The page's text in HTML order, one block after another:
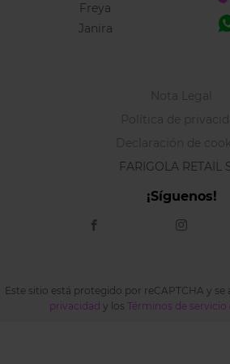
Freya
Janira
Nota Legal
Política de
Declaración de
FARIGOLA RETAIL
¡Síguenos!
Este sitio está protegido por reCAPTCHA y se
privacidad y los Términos de servicio